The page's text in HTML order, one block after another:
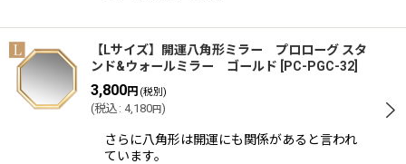
【Lサイズ】開運八角形ミラー プロローグ スタ
ンド&ウォールミラー ゴールド
PC-PGC-32
3,800円 (税別)
(税込 : 4,180円)
さらに八角形は開運にも関係があると言われ
ています。